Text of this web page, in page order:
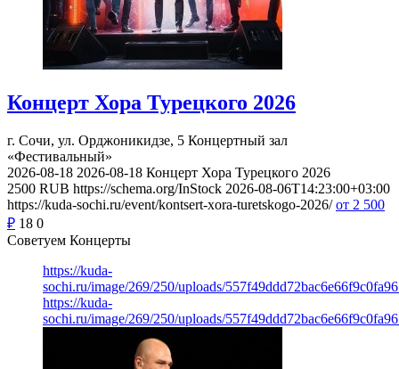
Концерт Хора Турецкого 2026
г. Сочи, ул. Орджоникидзе, 5 Концертный зал
«Фестивальный»
2026-08-18 2026-08-18 Концерт Хора Турецкого 2026
2500 RUB https://schema.org/InStock 2026-08-06T14:23:00+03:00
https://kuda-sochi.ru/event/kontsert-xora-turetskogo-2026/ от 2 500
₽ 18 0
Советуем Концерты
https://kuda-
sochi.ru/image/269/250/uploads/
https://kuda-
sochi.ru/image/269/250/uploads/